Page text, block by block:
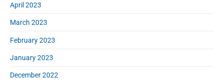
April 2023
March 2023
February 2023
January 2023
December 2022